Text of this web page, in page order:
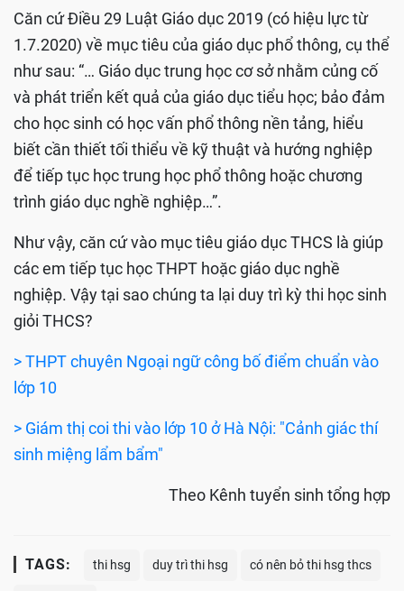
Căn cứ Điều 29 Luật Giáo dục 2019 (có hiệu lực từ
1.7.2020) về mục tiêu của giáo dục phổ thông, cụ thể
như sau: “… Giáo dục trung học cơ sở nhằm củng cố
và phát triển kết quả của giáo dục tiểu học; bảo đảm
cho học sinh có học vấn phổ thông nền tảng, hiểu
biết cần thiết tối thiểu về kỹ thuật và hướng nghiệp
để tiếp tục học trung học phổ thông hoặc chương
trình giáo dục nghề nghiệp…”.
Như vậy, căn cứ vào mục tiêu giáo dục THCS là giúp
các em tiếp tục học THPT hoặc giáo dục nghề
nghiệp. Vậy tại sao chúng ta lại duy trì kỳ thi học sinh
giỏi THCS?
> THPT chuyên Ngoại ngữ công bố điểm chuẩn vào
lớp 10
> Giám thị coi thi vào lớp 10 ở Hà Nội: "Cảnh giác thí
sinh miệng lẩm bẩm"
Theo Kênh tuyển sinh tổng hợp
TAGS: thi hsg duy trì thi hsg có nên bỏ thi hsg thcs